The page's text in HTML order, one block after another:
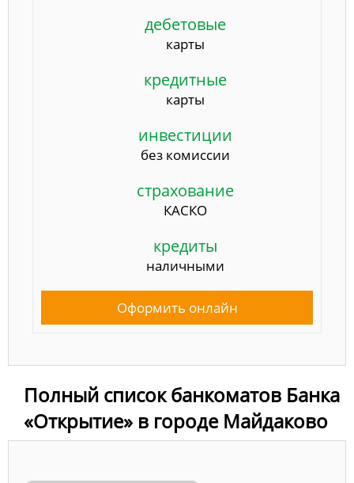
дебетовые
карты
кредитные
карты
инвестиции
без комиссии
страхование
КАСКО
кредиты
наличными
Оформить онлайн
Полный список банкоматов Банка
«Открытие» в городе Майдаково